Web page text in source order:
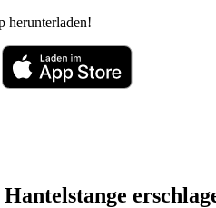
herunterladen!